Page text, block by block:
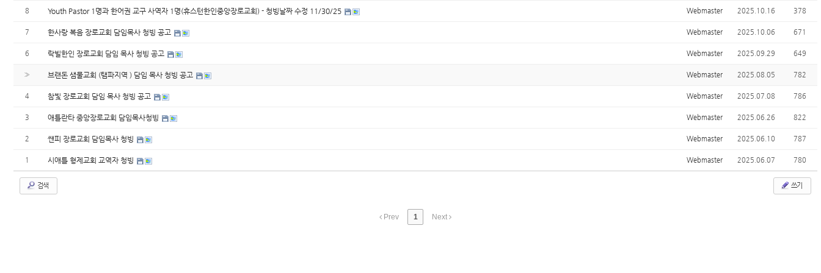
8 Youth Pastor 1명과 한어권 교구 사역자 1명(휴스턴한인중앙장로교회) - 청빙날짜 수정 11/30/25 Webmaster 2025.10.16 378
7 한사랑 복음 장로교회 담임목사 청빙 공고 Webmaster 2025.10.06 671
6 락빌한인 장로교회 담임 목사 청빙 공고 Webmaster 2025.09.29 649
» 브랜돈 샘물교회 (탬파지역 ) 담임 목사 청빙 공고 Webmaster 2025.08.05 782
4 참빛 장로교회 담임 목사 청빙 공고 Webmaster 2025.07.08 786
3 애틀란타 중앙장로교회 담임목사청빙 Webmaster 2025.06.26 822
2 쌘피 장로교회 담임목사 청빙 Webmaster 2025.06.10 787
1 시애틀 형제교회 교역자 청빙 Webmaster 2025.06.07 780
검색 쓰기
Prev 1 Next